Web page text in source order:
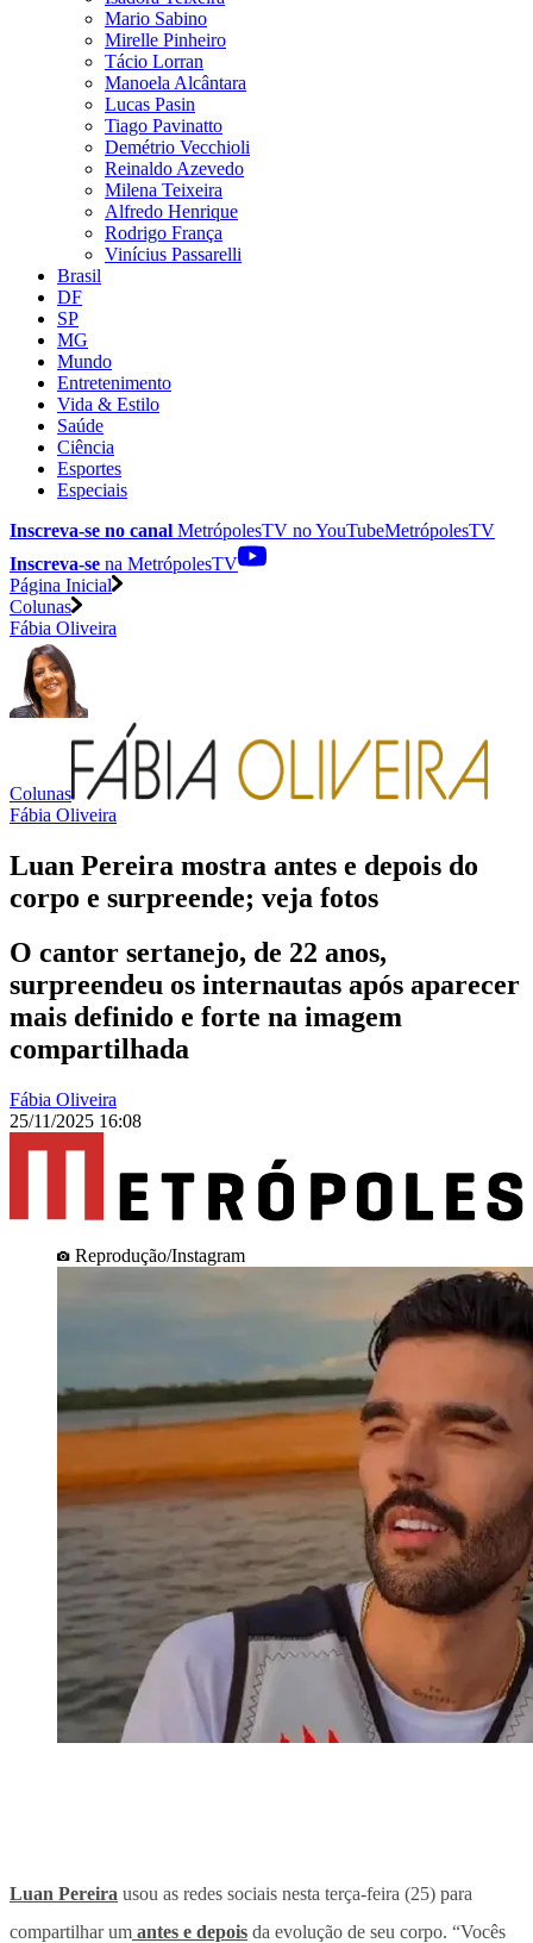
Mario Sabino
Mirelle Pinheiro
Tácio Lorran
Manoela Alcântara
Lucas Pasin
Tiago Pavinatto
Demétrio Vecchioli
Reinaldo Azevedo
Milena Teixeira
Alfredo Henrique
Rodrigo França
Vinícius Passarelli
Brasil
DF
SP
MG
Mundo
Entretenimento
Vida & Estilo
Saúde
Ciência
Esportes
Especiais
Inscreva-se no canal MetrópolesTV noYouTubeMetrópolesTV
Inscreva-se na MetrópolesTV
Página Inicial
Colunas
Fábia Oliveira
Colunas
Fábia Oliveira
Luan Pereira mostra antes e depois do
corpo e surpreende; veja fotos
O cantor sertanejo, de 22 anos,
surpreendeu os internautas após aparecer
mais definido e forte na imagem
compartilhada
Fábia Oliveira
25/11/2025 16:08
Reprodução/Instagram
Luan Pereira usou as redes sociais nesta terça-feira (25) para
compartilhar um antes e depois da evolução de seu corpo. “Vocês